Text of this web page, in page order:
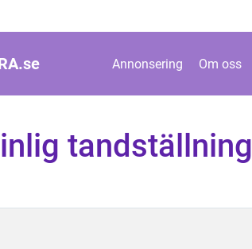
se Annonsering Om oss
tandställning